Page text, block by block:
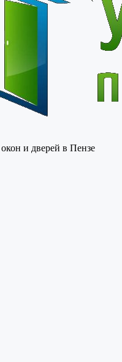
и дверей в Пензе